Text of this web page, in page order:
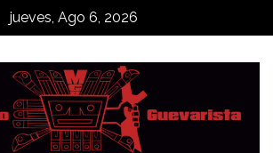
jueves, Ago 6, 2026